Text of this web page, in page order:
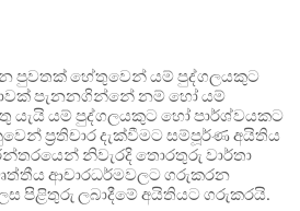
පුවතක් හේතුවෙන් යම් පුද්ගලයකුට
පැනනගින්නේ නම් හෝ යම්
යැයි යම් පුද්ගලයකුට හෝ පාර්ශ්වයකට
ප්‍රතිචාර දැක්වීමට සම්පූර්ණ අයිතිය
නිවැරදි තොරතුරු වාර්තා
ආචාරධර්මවලට ගරුකරන
පිළිතුරු ලබාදීමේ අයිතියට ගරුකරයි.